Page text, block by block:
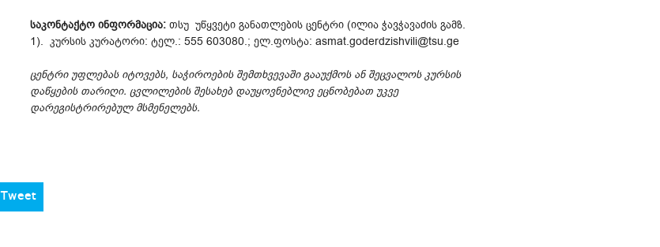
საკონტაქტო ინფორმაცია:თსუ უწყვეტი განათლების ცენტრი (ილია ჭავჭავაძის გამზ.
1). კურსის კურატორი: ტელ.: 555 603080.; ელ.ფოსტა: asmat.goderdzishvili@tsu.ge
ცენტრი უფლებას იტოვებს, საჭიროების შემთხვევაში გააუქმოს ან შეცვალოს კურსის
დაწყების თარიღი. ცვლილების შესახებ დაუყოვნებლივ ეცნობებათ უკვე
დარეგისტრირებულ მსმენელებს.
Tweet